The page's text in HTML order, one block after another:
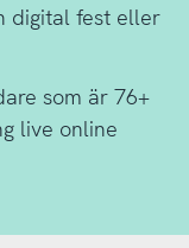
digital fest eller
som är 76+
live online